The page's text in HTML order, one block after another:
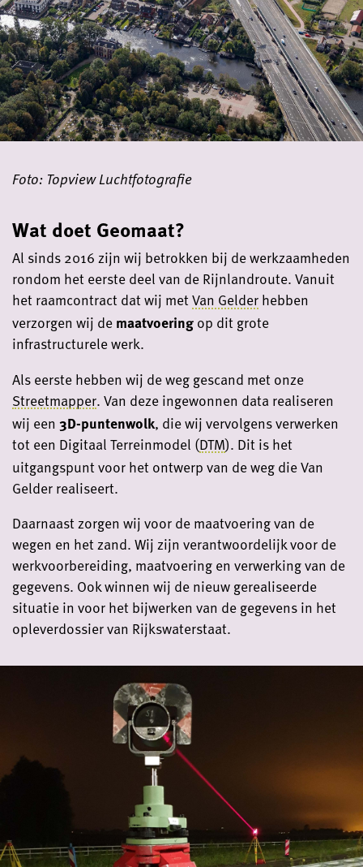
Foto: Topview Luchtfotografie
Wat doet Geomaat?
Al sinds 2016 zijn wij betrokken bij de werkzaamheden
rondom het eerste deel van de Rijnlandroute. Vanuit
het raamcontract dat wij metVan Gelderhebben
verzorgen wij demaatvoeringop dit grote
infrastructurele werk.
Als eerste hebben wij de weg gescand met onze
Streetmapper. Van deze ingewonnen data realiseren
wij een3D-puntenwolk, die wij vervolgens verwerken
tot een Digitaal Terreinmodel (DTM). Dit is het
uitgangspunt voor het ontwerp van de weg die Van
Gelder realiseert.
Daarnaast zorgen wij voor de maatvoering van de
wegen en het zand. Wij zijn verantwoordelijk voor de
werkvoorbereiding, maatvoering en verwerking van de
gegevens. Ook winnen wij de nieuw gerealiseerde
situatie in voor het bijwerken van de gegevens in het
opleverdossier van Rijkswaterstaat.